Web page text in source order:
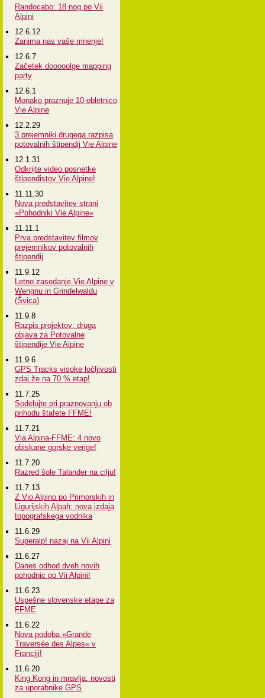
Randocabo: 18 nog po Vii
Alpini
12.6.12
Zanima nas vaše mnenje!
12.6.7
Začetek dooooolge mapping
party
12.6.1
Monako praznuje 10-obletnico
Vie Alpine
12.2.29
3 prejemniki drugega razpisa
potovalnih štipendij Vie Alpine
12.1.31
Odkrijte video posnetke
štipendistov Vie Alpine!
11.11.30
Nova predstavitev strani
«Pohodniki Vie Alpine»
11.11.1
Prva predstavitev filmov
prejemnikov potovalnih
štipendij
11.9.12
Letno zasedanje Vie Alpine v
Wengnu in Grindelwaldu
(Švica)
11.9.8
Razpis projektov: druga
objava za Potovalne
štipendije Vie Alpine
11.9.6
GPS Tracks visoke ločljivosti
zdaj že na 70 % etap!
11.7.25
Sodelujte pri praznovanju ob
prihodu štafete FFME!
11.7.21
Via Alpina-FFME: 4 novo
obiskane gorske verige!
11.7.20
Razred šole Talander na cilju!
11.7.13
Z Vio Alpino po Primorskih in
Ligurijskih Alpah: nova izdaja
topografskega vodnika
11.6.29
Superalp! nazaj na Vii Alpini
11.6.27
Danes odhod dveh novih
pohodnic po Vii Alpini!
11.6.23
Uspešne slovenske etape za
FFME
11.6.22
Nova podoba »Grande
Traversée des Alpes« v
Franciji!
11.6.20
King Kong in mravlja: novosti
za uporabnike GPS